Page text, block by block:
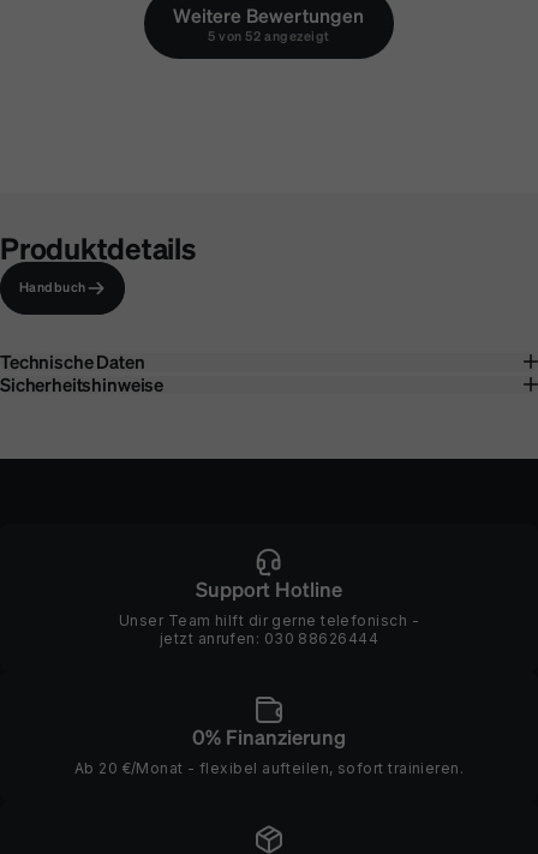
Weitere Bewertungen
5 von 52 angezeigt
Produktdetails
Handbuch
Technische Daten
Sicherheitshinweise
Support Hotline
Unser Team hilft dir gerne telefonisch -
jetzt anrufen: 030 88626444
0% Finanzierung
Ab 20 €/Monat - flexibel aufteilen, sofort trainieren.